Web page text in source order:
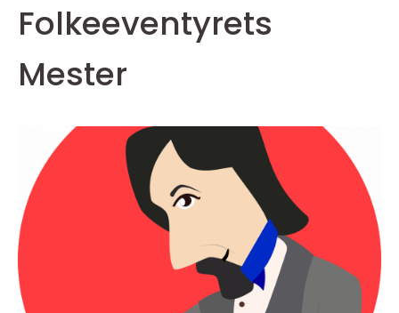
Folkeeventyrets
Mester